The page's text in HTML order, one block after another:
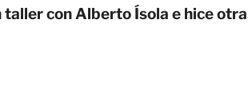
taller con Alberto Ísola e hice